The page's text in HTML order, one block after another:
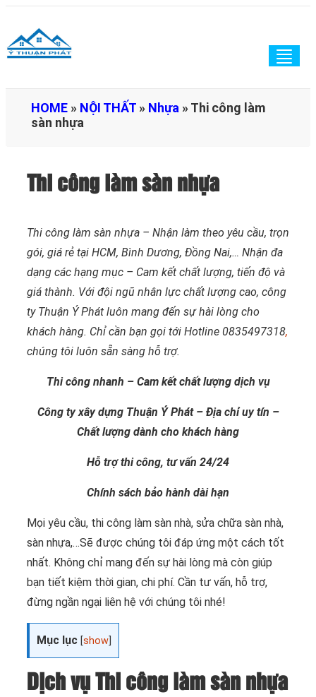
HOME » NỘI THẤT » Nhựa »Thi công làm
sàn nhựa
Thi công làm sàn nhựa
Thi công làm sàn nhựa – Nhận làm theo yêu cầu, trọn
gói, giá rẻ tại HCM, Bình Dương, Đồng Nai,… Nhận đa
dạng các hạng mục – Cam kết chất lượng, tiến độ và
giá thành. Với đội ngũ nhân lực chất lượng cao, công
ty Thuận Ý Phát luôn mang đến sự hài lòng cho
khách hàng. Chỉ cần bạn gọi tới Hotline 0835497318,
chúng tôi luôn sẵn sàng hỗ trợ.
Thi công nhanh – Cam kết chất lượng dịch vụ
Công ty xây dựng Thuận Ý Phát – Địa chỉ uy tín –
Chất lượng dành cho khách hàng
Hỗ trợ thi công, tư vấn 24/24
Chính sách bảo hành dài hạn
Mọi yêu cầu, thi công làm sàn nhà, sửa chữa sàn nhà,
sàn nhựa,…Sẽ được chúng tôi đáp ứng một cách tốt
nhất. Không chỉ mang đến sự hài lòng mà còn giúp
bạn tiết kiệm thời gian, chi phí. Cần tư vấn, hỗ trợ,
đừng ngần ngại liên hệ với chúng tôi nhé!
Mục lục [show
Dịch vụ Thi công làm sàn nhựa